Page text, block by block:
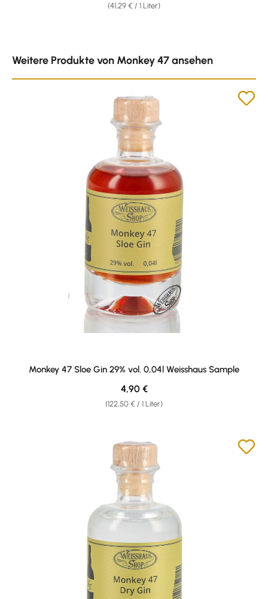
(41,29 € / 1 Liter)
Weitere Produkte von Monkey 47 ansehen
Monkey 47 Sloe Gin 29% vol. 0,04l Weisshaus Sample
(122,50 € / 1 Liter)
Regulärer Preis:
4,90 €